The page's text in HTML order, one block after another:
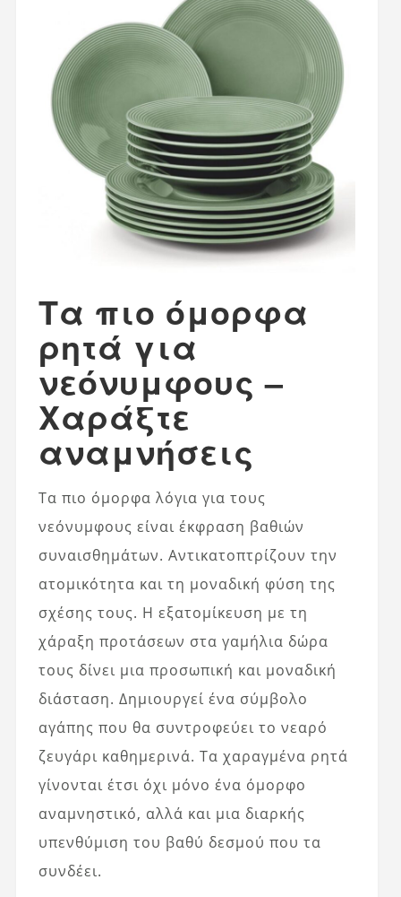
Τα πιο όμορφα
ρητά για
νεόνυμφους –
Χαράξτε
αναμνήσεις
Τα πιο όμορφα λόγια για τους
νεόνυμφους είναι έκφραση βαθιών
συναισθημάτων. Αντικατοπτρίζουν την
ατομικότητα και τη μοναδική φύση της
σχέσης τους. Η εξατομίκευση με τη
χάραξη προτάσεων στα γαμήλια δώρα
τους δίνει μια προσωπική και μοναδική
διάσταση. Δημιουργεί ένα σύμβολο
αγάπης που θα συντροφεύει το νεαρό
ζευγάρι καθημερινά. Τα χαραγμένα ρητά
γίνονται έτσι όχι μόνο ένα όμορφο
αναμνηστικό, αλλά και μια διαρκής
υπενθύμιση του βαθύ δεσμού που τα
συνδέει.